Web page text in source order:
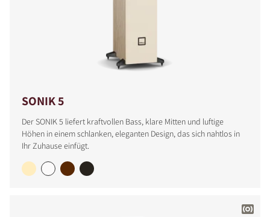
SONIK 5
Der SONIK 5 liefert kraftvollen Bass, klare Mitten und luftige
Höhen in einem schlanken, eleganten Design, das sich nahtlos in
Ihr Zuhause einfügt.
PRODUKTE VERGLEICHEN